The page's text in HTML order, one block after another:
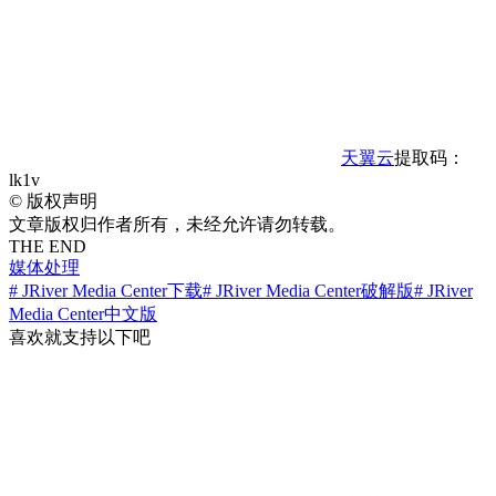
天翼云提取码：
lk1v
© 版权声明
文章版权归作者所有，未经允许请勿转载。
THE END
媒体处理
# JRiver Media Center下载# JRiver Media Center破解版# JRiver
Media Center中文版
喜欢就支持以下吧